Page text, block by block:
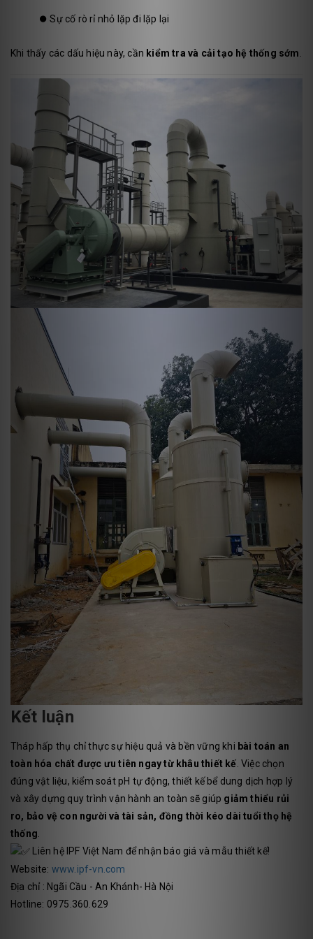
⏺️Sự cố rò rỉ nhỏ lặp đi lặp lại
Khi thấy các dấu hiệu này, cần kiểm tra và cải tạo hệ thống sớm
Kết luận
Tháp hấp thụ chỉ thực sự hiệu quả và bền vững khi bài toán an
toàn hóa chất được ưu tiên ngay từ khâu thiết kế . Việc chọn
đúng vật liệu, kiểm soát pH tự động, thiết kế bể dung dịch hợp lý
và xây dựng quy trình vận hành an toàn sẽ giúp giảm thiểu rủi
ro, bảo vệ con người và tài sản, đồng thời kéo dài tuổi thọ hệ
thống
Liên hệ IPF Việt Nam để nhận báo giá và mẫu thiết kế!
Website: www.ipf-vn.com
Địa chỉ : Ngãi Cầu - An Khánh- Hà Nội
Hotline: 0975.360.629